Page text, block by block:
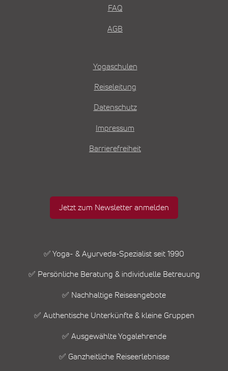
FAQ
AGB
Yogaschulen
Reiseleitung
Datenschutz
Impressum
Barrierefreiheit
Jetzt zum Newsletter anmelden
✅ Yoga- & Ayurveda-Spezialist seit 1990
✅ Persönliche Beratung & individuelle Betreuung
✅ Nachhaltige Reiseangebote
✅ Authentische Unterkünfte & kleine Gruppen
✅ Ausgewählte Yogalehrende
✅ Ganzheitliche Reiseerlebnisse